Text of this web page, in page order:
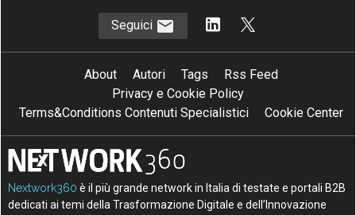
Seguici
About Autori Tags
Rss Feed
Privacy e Cookie Policy
Terms&Conditions Contenuti Specialistici
Cookie Center
Nextwork360 è il più grande network in Italia di testate e portali B2B
dedicati ai temi della Trasformazione Digitale e dell’Innovazione